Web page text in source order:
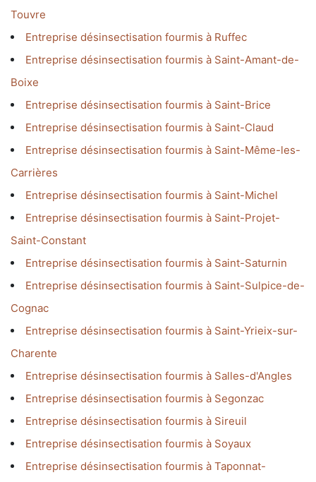
Touvre
Entreprise désinsectisation fourmis à Ruffec
Entreprise désinsectisation fourmis à Saint-Amant-de-
Boixe
Entreprise désinsectisation fourmis à Saint-Brice
Entreprise désinsectisation fourmis à Saint-Claud
Entreprise désinsectisation fourmis à Saint-Même-les-
Carrières
Entreprise désinsectisation fourmis à Saint-Michel
Entreprise désinsectisation fourmis à Saint-Projet-
Saint-Constant
Entreprise désinsectisation fourmis à Saint-Saturnin
Entreprise désinsectisation fourmis à Saint-Sulpice-de-
Cognac
Entreprise désinsectisation fourmis à Saint-Yrieix-sur-
Charente
Entreprise désinsectisation fourmis à Salles-d'Angles
Entreprise désinsectisation fourmis à Segonzac
Entreprise désinsectisation fourmis à Sireuil
Entreprise désinsectisation fourmis à Soyaux
Entreprise désinsectisation fourmis à Taponnat-